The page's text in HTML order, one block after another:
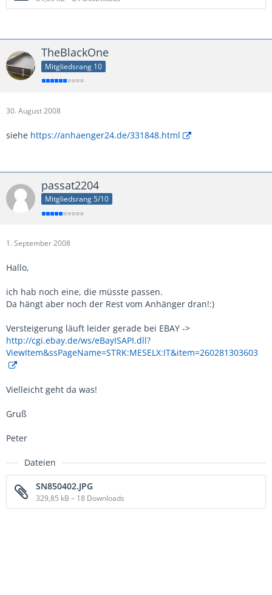
TheBlackOne
Mitgliedsrang 10
30. August 2008
siehe https://anhaenger24.de/331848.html
passat2204
Mitgliedsrang 5/10
1. September 2008
Hallo,
ich hab noch eine, die müsste passen.
Da hängt aber noch der Rest vom Anhänger dran!:)
Versteigerung läuft leider gerade bei EBAY ->
http://cgi.ebay.de/ws/eBayISAPI.dll?
ViewItem&ssPageName=STRK:MESELX:IT&item=260281303603
Vielleicht geht da was!
Gruß
Peter
Dateien
SN850402.JPG
329,85 kB – 18 Downloads